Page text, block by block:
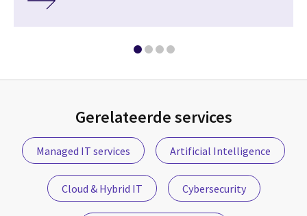
Gerelateerde services
Managed IT services Artificial Intelligence
Cloud & Hybrid IT Cybersecurity